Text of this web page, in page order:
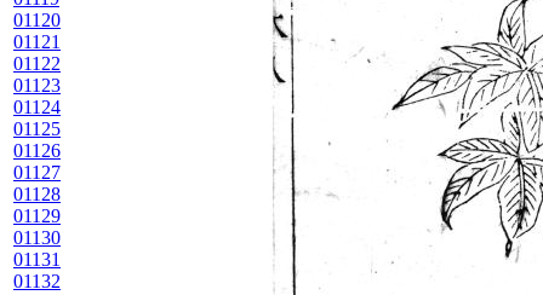
01120
01121
01122
01123
01124
01125
01126
01127
01128
01129
01130
01131
01132